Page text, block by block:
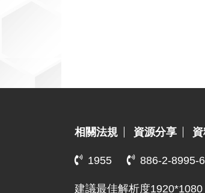
:::
相關法規 資源分享
1955 886-2-8995-
建議最佳解析度